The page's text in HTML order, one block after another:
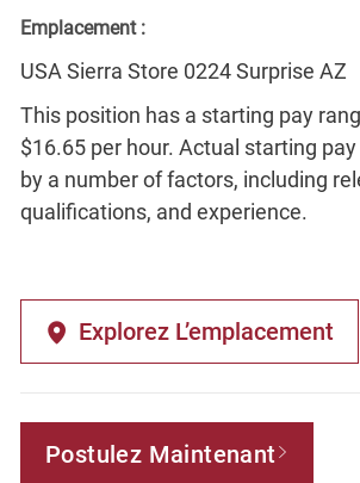
Emplacement :
USA Sierra Store 0224 Surprise AZ
This position has a starting pay
$16.65 per hour. Actual starting
by a number of factors, including
qualifications, and experience.
Explorez L’emplacement
Postulez Maintenant